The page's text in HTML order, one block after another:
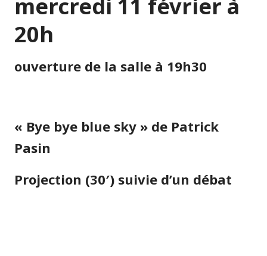
mercredi 11 février à
20h
ouverture de la salle à 19h30
« Bye bye blue sky » de Patrick
Pasin
Projection (30′) suivie d’un débat